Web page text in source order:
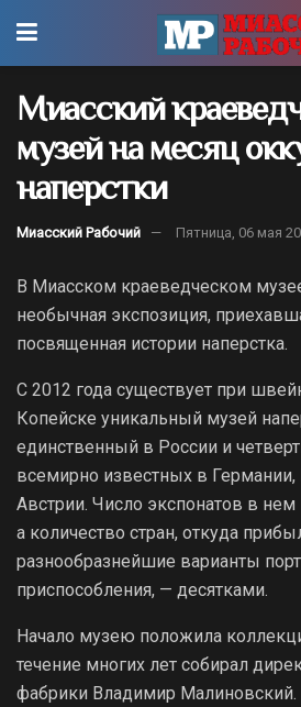
Миасский
музей на месяц
наперстки
Миасский Рабочий Пятница, 06 мая
В Миасском краеведческом
необычная экспозиция,
посвященная истории наперстка.
С 2012 года существует при
Копейске уникальный музей
единственный в России и
всемирно известных в Германии,
Австрии. Число экспонатов в нем
а количество стран, откуда
разнообразнейшие варианты
приспособления, — десятками.
Начало музею положила
течение многих лет собирал
фабрики Владимир Малиновский.